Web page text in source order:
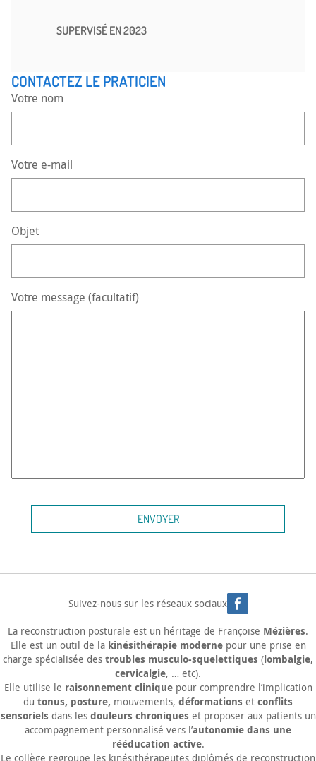
SUPERVISÉ EN 2023
CONTACTEZ LE PRATICIEN
Votre nom
Votre e-mail
Objet
Votre message (facultatif)
Suivez-nous sur les réseaux sociaux
La reconstruction posturale est un héritage de Françoise Mézières.
Elle est un outil de la kinésithérapie modernepour une prise en
charge spécialisée des troubles musculo-squelettiques (lombalgie,
cervicalgie, … etc).
Elle utilise le raisonnement cliniquepour comprendre l’implication
du tonus, posture, mouvements, déformations et conflits
sensoriels dans les douleurs chroniques et proposer aux patients un
accompagnement personnalisé vers l’autonomie dans une
rééducation active.
Le collège regroupe les kinésithérapeutes diplômés de reconstruction